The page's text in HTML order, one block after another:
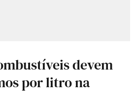
devem
por litro na